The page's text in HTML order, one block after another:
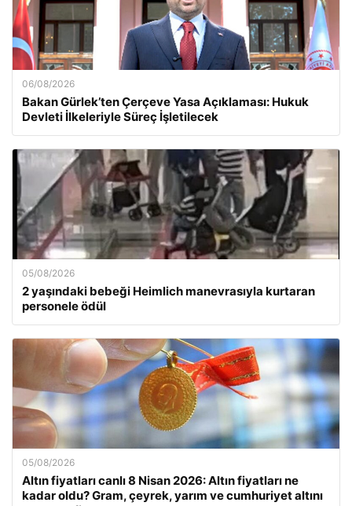
06/08/2026
Bakan Gürlek’ten Çerçeve Yasa Açıklaması: Hukuk
Devleti İlkeleriyle Süreç İşletilecek
05/08/2026
2 yaşındaki bebeği Heimlich manevrasıyla kurtaran
personele ödül
05/08/2026
Altın fiyatları canlı 8 Nisan 2026: Altın fiyatları ne
kadar oldu? Gram, çeyrek, yarım ve cumhuriyet altını